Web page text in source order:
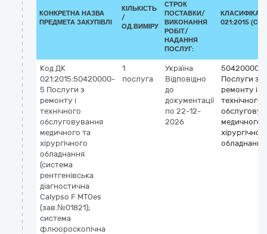
КОНКРЕТНА НАЗВА
ПРЕДМЕТА ЗАКУПІВЛІ
КІЛЬКІСТЬ
/
ОД.ВИМІРУ
СТРОК
ПОСТАВКИ/
ВИКОНАННЯ
РОБІТ/
НАДАННЯ
ПОСЛУГ:
021:2015
Код ДК
021:2015:50420000-
5 Послуги з
ремонту і
технічного
обслуговування
медичного та
хірургічного
обладнання
(система
рентгенівська
діагностична
Calypso F MTOes
(зав.№01821);
система
флюороскопічна
1
послуга
Україна
Відповідно
до
документації
по 22-12-
2026
50420000-5
Послуги з
ремонту і
технічного
медичного
обладнання